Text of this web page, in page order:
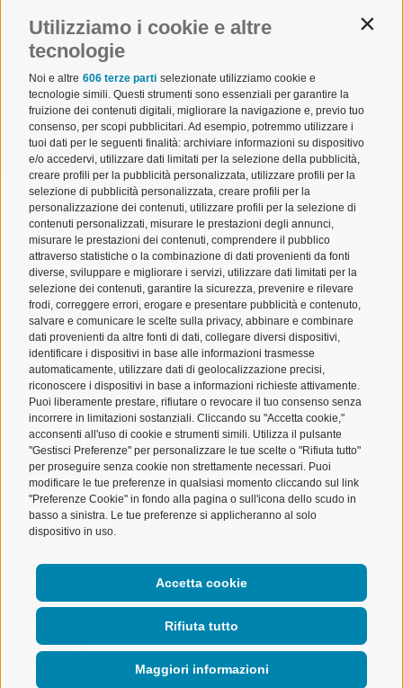
Utilizziamo i cookie e altre
tecnologie
Noi e altre 606 terze parti selezionate utilizziamo cookie e
tecnologie simili. Questi strumenti sono essenziali per garantire la
fruizione dei contenuti digitali, migliorare la navigazione e, previo tuo
consenso, per scopi pubblicitari. Ad esempio, potremmo utilizzare i
tuoi dati per le seguenti finalità: archiviare informazioni su dispositivo
e/o accedervi, utilizzare dati limitati per la selezione della pubblicità,
creare profili per la pubblicità personalizzata, utilizzare profili per la
selezione di pubblicità personalizzata, creare profili per la
personalizzazione dei contenuti, utilizzare profili per la selezione di
contenuti personalizzati, misurare le prestazioni degli annunci,
misurare le prestazioni dei contenuti, comprendere il pubblico
attraverso statistiche o la combinazione di dati provenienti da fonti
diverse, sviluppare e migliorare i servizi, utilizzare dati limitati per la
selezione dei contenuti, garantire la sicurezza, prevenire e rilevare
frodi, correggere errori, erogare e presentare pubblicità e contenuto,
salvare e comunicare le scelte sulla privacy, abbinare e combinare
dati provenienti da altre fonti di dati, collegare diversi dispositivi,
identificare i dispositivi in base alle informazioni trasmesse
automaticamente, utilizzare dati di geolocalizzazione precisi,
riconoscere i dispositivi in base a informazioni richieste attivamente.
Puoi liberamente prestare, rifiutare o revocare il tuo consenso senza
incorrere in limitazioni sostanziali. Cliccando su "Accetta cookie,"
acconsenti all'uso di cookie e strumenti simili. Utilizza il pulsante
"Gestisci Preferenze" per personalizzare le tue scelte o "Rifiuta tutto"
per proseguire senza cookie non strettamente necessari. Puoi
modificare le tue preferenze in qualsiasi momento cliccando sul link
"Preferenze Cookie" in fondo alla pagina o sull'icona dello scudo in
basso a sinistra. Le tue preferenze si applicheranno al solo
dispositivo in uso.
Accetta cookie
Rifiuta tutto
Maggiori informazioni
Visualizza
ALSEA | Associazione Lombarda Spedizionieri e
Autotrasportatori
Tel. 02 671541
alsea@alsea.mi.it
Aderente a Confetra
Codice Fiscale 80042910150
Ufficio Milano
Via Cornalia 19 – 20124 Milano
Ufficio Malpensa
Aeroporto Milano Malpensa – Cargo City, Edificio 186 – Piano
Copyright @ 2023 – Tutti i diritti sono riservati | Made by
Jump